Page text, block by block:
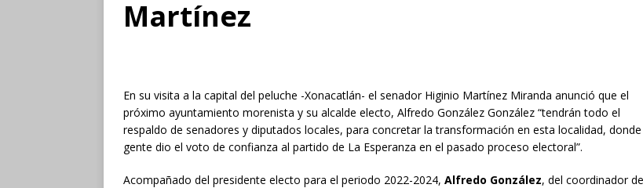
Martínez
En su visita a la capital del peluche -Xonacatlán- el senador Higinio Martínez Miranda anunció que el
próximo ayuntamiento morenista y su alcalde electo, Alfredo González González “tendrán todo el
respaldo de senadores y diputados locales, para concretar la transformación en esta localidad, donde
gente dio el voto de confianza al partido de La Esperanza en el pasado proceso electoral”.
Acompañado del presidente electo para el periodo 2022-2024, Alfredo González, del coordinador